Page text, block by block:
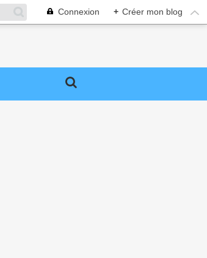
Connexion + Créer mon blog